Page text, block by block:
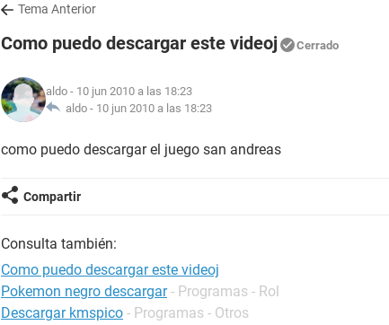
Tema Anterior
Como puedo descargar este videoj Cerrado
aldo - 10 jun 2010 a las 18:23
aldo - 10 jun 2010 a las 18:23
como puedo descargar el juego san andreas
Compartir
Consulta también:
Como puedo descargar este videoj
Pokemon negro descargar - Programas - Rol
Descargar kmspico - Programas - Otros